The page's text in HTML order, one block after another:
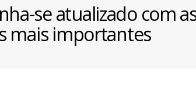
se atualizado com
mais importantes